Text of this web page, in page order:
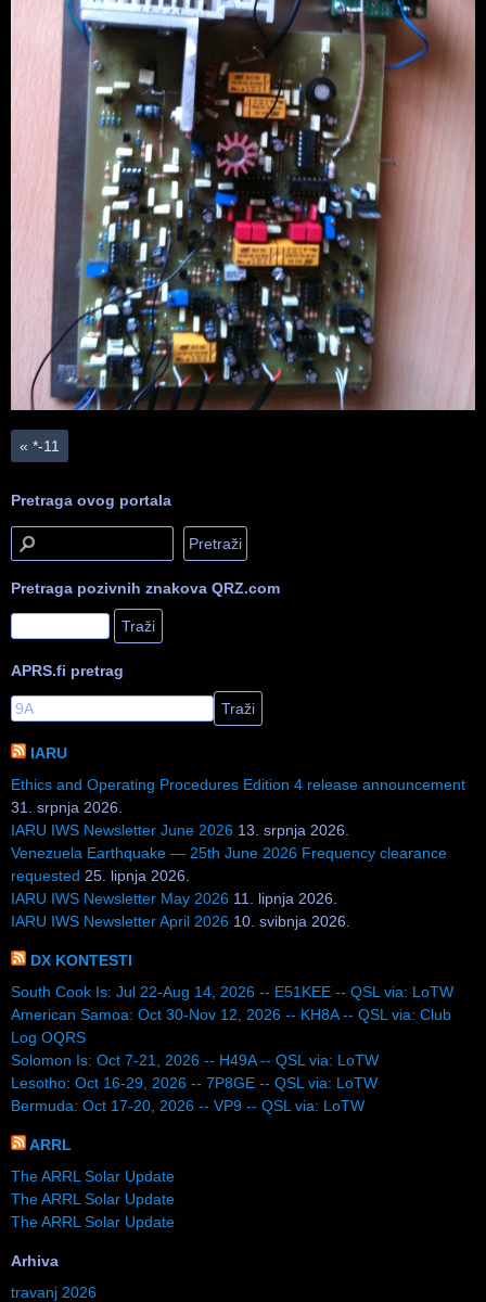
« *-11
Pretraga ovog portala
Pretraga pozivnih znakova QRZ.com
APRS.fi pretrag
IARU
Ethics and Operating Procedures Edition 4 release announcement
31. srpnja 2026.
IARU IWS Newsletter June 2026 13. srpnja 2026.
Venezuela Earthquake — 25th June 2026 Frequency clearance
requested 25. lipnja 2026.
IARU IWS Newsletter May 2026 11. lipnja 2026.
IARU IWS Newsletter April 2026 10. svibnja 2026.
DX KONTESTI
South Cook Is: Jul 22-Aug 14, 2026 -- E51KEE -- QSL via: LoTW
American Samoa: Oct 30-Nov 12, 2026 -- KH8A -- QSL via: Club
Log OQRS
Solomon Is: Oct 7-21, 2026 -- H49A -- QSL via: LoTW
Lesotho: Oct 16-29, 2026 -- 7P8GE -- QSL via: LoTW
Bermuda: Oct 17-20, 2026 -- VP9 -- QSL via: LoTW
ARRL
The ARRL Solar Update
The ARRL Solar Update
The ARRL Solar Update
Arhiva
travanj 2026